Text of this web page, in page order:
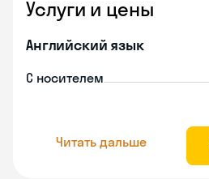
Услуги и цены
Английский язык
С носителем
Читать дальше